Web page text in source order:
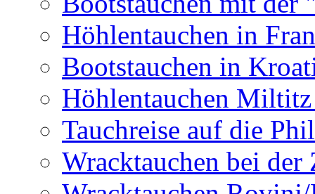
Höhlentauchen in
Bootstauchen in
Höhlentauchen
Tauchreise auf die
Wracktauchen bei der